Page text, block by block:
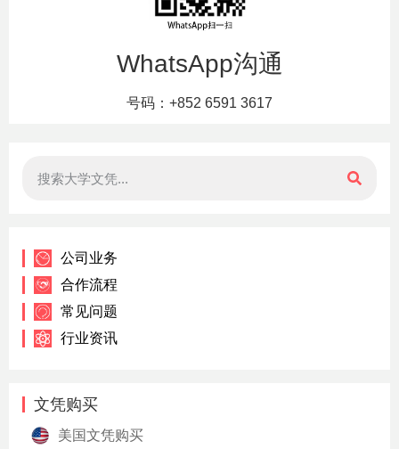
WhatsApp沟通
号码：+852 6591 3617
公司业务
合作流程
常见问题
行业资讯
文凭购买
美国文凭购买